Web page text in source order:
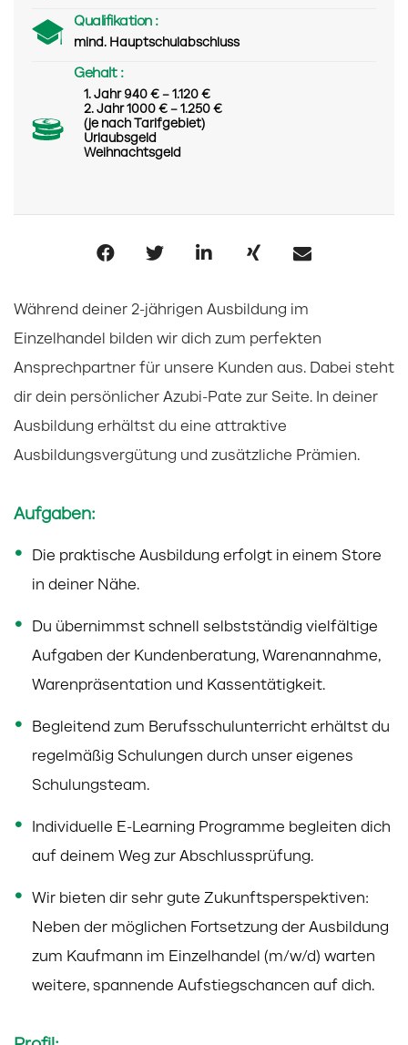
Qualifikation :
mind. Hauptschulabschluss
Gehalt :
1. Jahr 940 € – 1.120 €
2. Jahr 1000 € – 1.250 €
(je nach Tarifgebiet)
Urlaubsgeld
Weihnachtsgeld
Während deiner 2-jährigen Ausbildung im
Einzelhandel bilden wir dich zum perfekten
Ansprechpartner für unsere Kunden aus. Dabei steht
dir dein persönlicher Azubi-Pate zur Seite. In deiner
Ausbildung erhältst du eine attraktive
Ausbildungsvergütung und zusätzliche Prämien.
Aufgaben:
Die praktische Ausbildung erfolgt in einem Store
in deiner Nähe.
Du übernimmst schnell selbstständig vielfältige
Aufgaben der Kundenberatung, Warenannahme,
Warenpräsentation und Kassentätigkeit.
Begleitend zum Berufsschulunterricht erhältst du
regelmäßig Schulungen durch unser eigenes
Schulungsteam.
Individuelle E-Learning Programme begleiten dich
auf deinem Weg zur Abschlussprüfung.
Wir bieten dir sehr gute Zukunftsperspektiven:
Neben der möglichen Fortsetzung der Ausbildung
zum Kaufmann im Einzelhandel (m/w/d) warten
weitere, spannende Aufstiegschancen auf dich.